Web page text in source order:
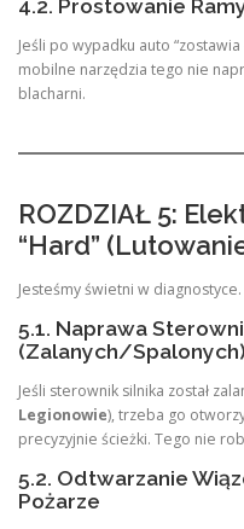
4.2. Prostowanie
Jeśli po wypadku auto
mobilne narzędzia tego nie
blacharni.
ROZDZIAŁ 5:
“Hard”
Jesteśmy świetni w
5.1. Naprawa
(Zalanych/Spalonych)
Jeśli sterownik silnika został
Legionowie), trzeba go
precyzyjnie ścieżki. Tego nie
5.2. Odtwarzanie
Pożarze